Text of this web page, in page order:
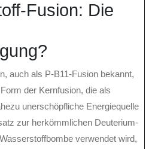
Fusion: Die
auch als P-B11-Fusion bekannt,
der Kernfusion, die als
unerschöpfliche Energiequelle
zur herkömmlichen Deuterium-
verwendet wird,